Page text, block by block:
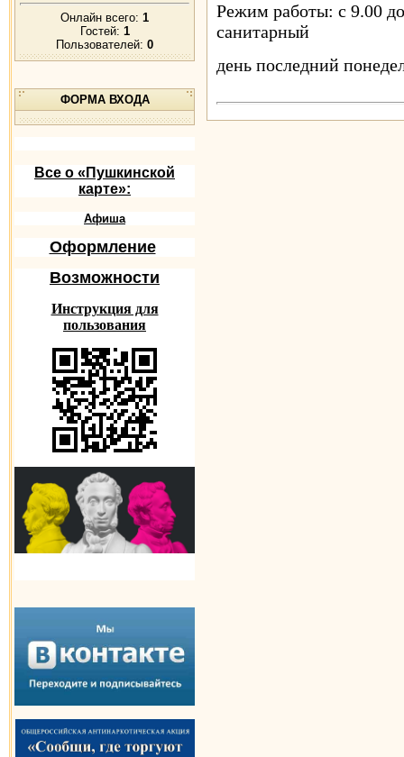
Онлайн всего: 1
Гостей: 1
Пользователей: 0
ФОРМА ВХОДА
Все о «Пушкинской
карте»:
Афиша
Оформление
Возможности
Инструкция для
пользования
Режим работы: с 9.00
санитарный
день последний